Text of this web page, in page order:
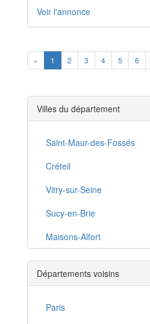
Voir l'annonce
« Previous
1 2 3 4 5 6
Villes du département
Saint-Maur-des-Fossés
Créteil
Vitry-sur-Seine
Sucy-en-Brie
Maisons-Alfort
Choisy-le-Roi
Chennevières-sur-Marne
Nogent-sur-Marne
Départements voisins
Paris